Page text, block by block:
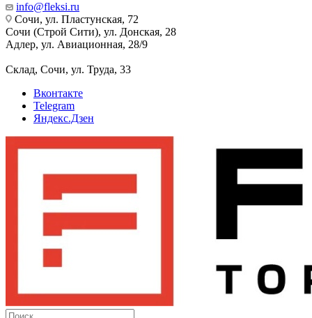
info@fleksi.ru
Сочи, ул. Пластунская, 72
Сочи (Строй Сити), ул. Донская, 28
Адлер, ул. Авиационная, 28/9
Склад, Сочи, ул. Труда, 33
Вконтакте
Telegram
Яндекс.Дзен